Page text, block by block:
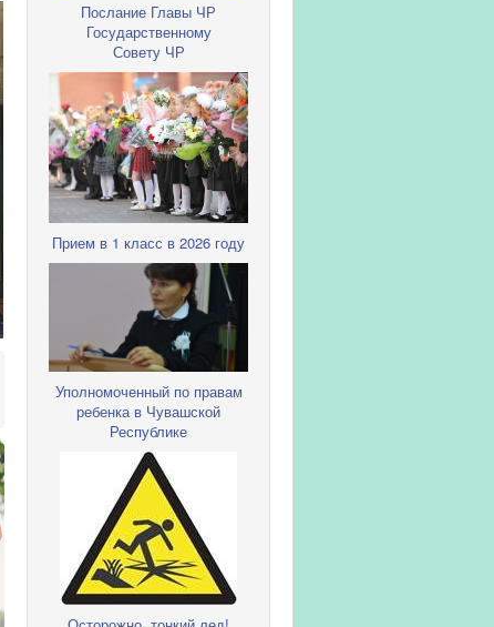
Послание Главы ЧР
Государственному
Совету ЧР
Прием в 1 класс в 2026 году
Уполномоченный по правам
ребенка в Чувашской
Республике